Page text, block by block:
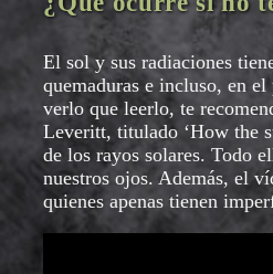
El sol y sus radiaciones
quemaduras e incluso, en
verlo que leerlo, te
Leveritt, titulado ‘How the
de los rayos solares. Todo
nuestros ojos. Además, el
quienes apenas tienen